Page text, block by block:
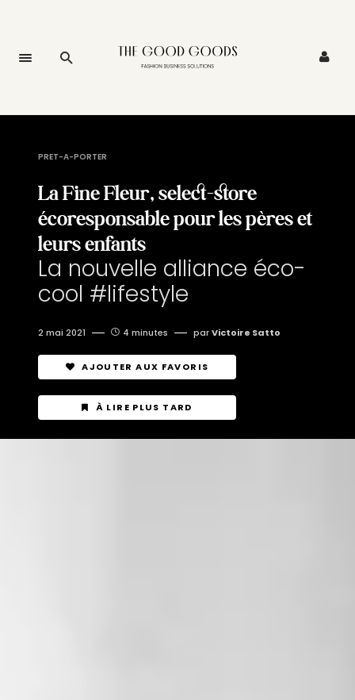
PRET-A-PORTER
La Fine Fleur, select-store
écoresponsable pour les pères et
leurs enfants
La nouvelle alliance éco-
cool #lifestyle
2 mai 2021 4 minutes parVictoire Satto
AJOUTER AUX FAVORIS
À LIRE PLUS TARD